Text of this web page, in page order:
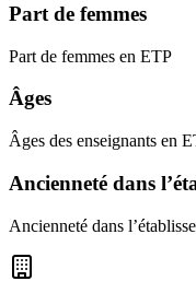
Part de femmes
Part de femmes en ETP
Âges
Âges des enseignants en
Ancienneté dans
Ancienneté dans